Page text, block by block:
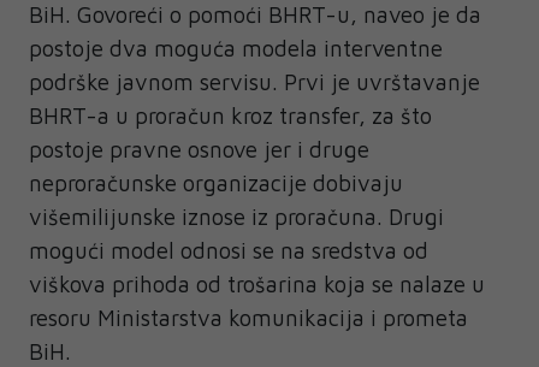
BiH. Govoreći o pomoći BHRT-u, naveo je da
postoje dva moguća modela interventne
podrške javnom servisu. Prvi je uvrštavanje
BHRT-a u proračun kroz transfer, za što
postoje pravne osnove jer i druge
neproračunske organizacije dobivaju
višemilijunske iznose iz proračuna. Drugi
mogući model odnosi se na sredstva od
viškova prihoda od trošarina koja se nalaze u
resoru Ministarstva komunikacija i prometa
BiH.